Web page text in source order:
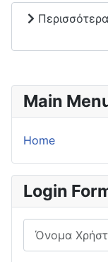
Main
Home
Login
Όνομα Χρήστη